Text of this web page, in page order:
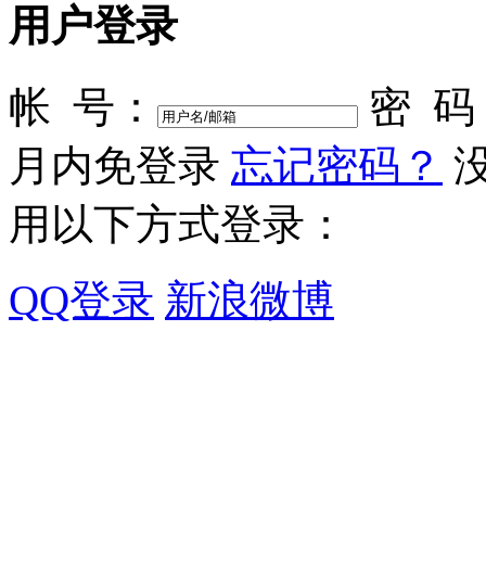
用户登录
帐 号：
密 码
月内免登录 忘记密码？
用以下方式登录：
QQ登录 新浪微博